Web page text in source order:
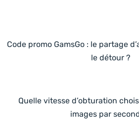
Code promo GamsGo : le partage
le détour ?
Quelle vitesse d’obturation
images par